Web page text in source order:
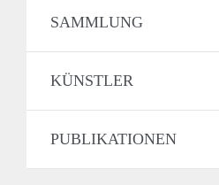
SAMMLUNG
KÜNSTLER
PUBLIKATIONEN